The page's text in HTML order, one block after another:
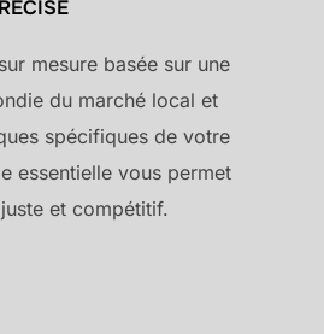
mesure basée sur une
du marché local et
spécifiques de votre
essentielle vous permet
et compétitif.